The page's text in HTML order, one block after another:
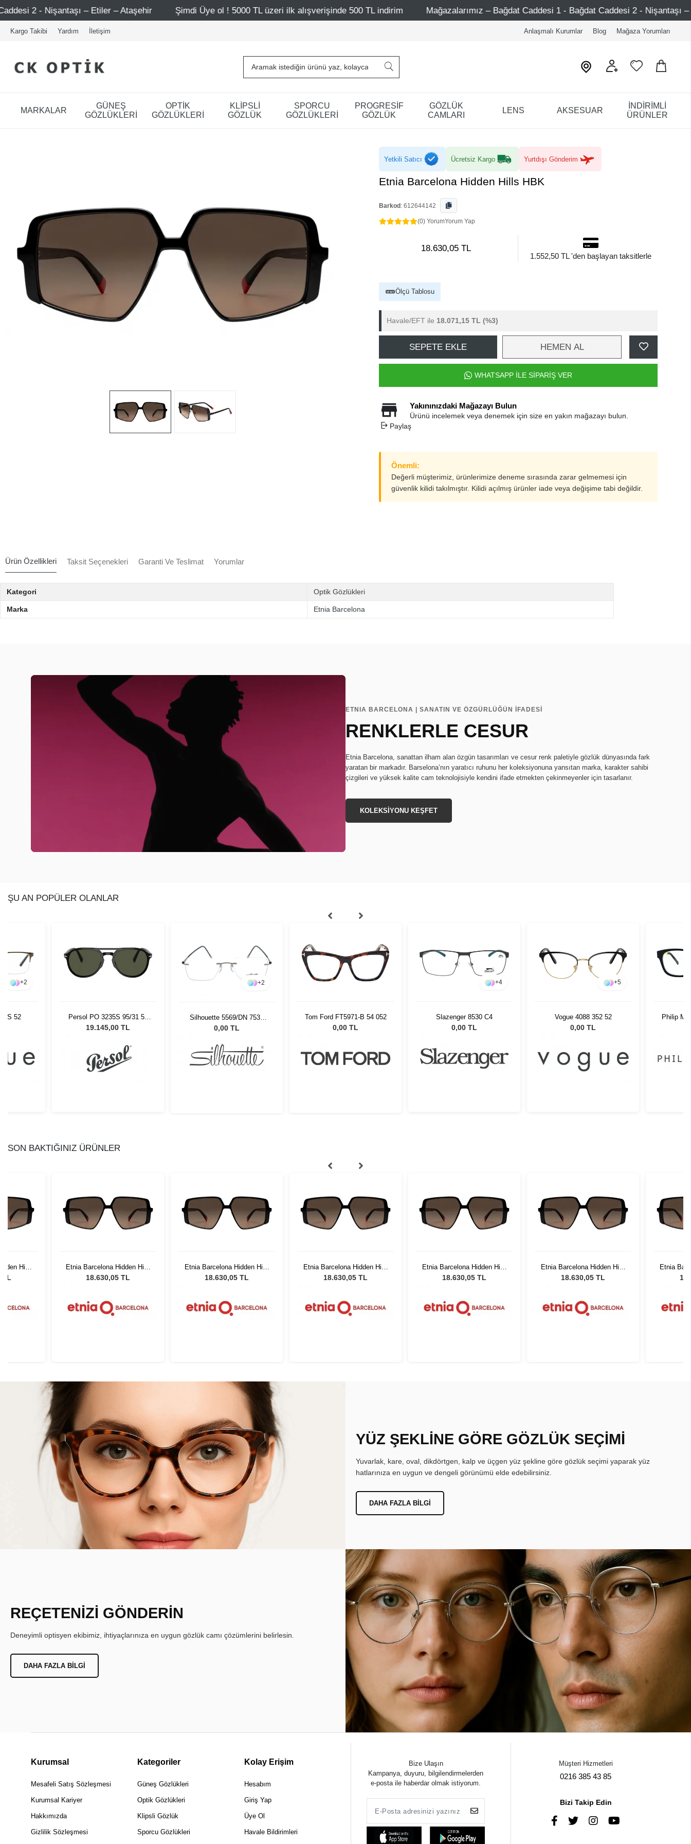
– Etiler – Ataşehir Şimdi Üye ol ! 5000 TL üzeri ilk alışverişinde 500 TL indirim Mağazalarımız – Bağdat Caddesi 1 - Bağdat Caddesi 2 - Nişantaşı – Etiler –
Kargo Takibi Yardım İletişim Anlaşmalı Kurumlar Blog Mağaza Yorumları
MARKALAR
GÜNEŞ
GÖZLÜKLERİ
OPTİK
GÖZLÜKLERİ
KLİPSLİ
GÖZLÜK
SPORCU
GÖZLÜKLERİ
PROGRESİF
GÖZLÜK
GÖZLÜK
CAMLARI
LENS AKSESUAR
İNDİRİMLİ
ÜRÜNLER
Yetkili Satıcı Ücretsiz Kargo Yurtdışı Gönderim
Etnia Barcelona Hidden Hills HBK
Barkod : 612644142
(0) YorumYorum Yap
18.630,05 TL
1.552,50 TL 'den başlayan taksitlerle
Ölçü Tablosu
Havale/EFT ile 18.071,15 TL (%3)
SEPETE EKLE HEMEN AL
WHATSAPP İLE SİPARİŞ VER
Yakınınızdaki Mağazayı Bulun
Ürünü incelemek veya denemek için size en yakın mağazayı bulun.
Paylaş
Önemli:
Değerli müşterimiz, ürünlerimize deneme sırasında zarar gelmemesi için
güvenlik kilidi takılmıştır. Kilidi açılmış ürünler iade veya değişime tabi değildir.
Ürün Özellikleri Taksit Seçenekleri Garanti Ve Teslimat Yorumlar
Kategori Optik Gözlükleri
Marka Etnia Barcelona
ETNIA BARCELONA | SANATIN VE ÖZGÜRLÜĞÜN İFADESİ
RENKLERLE CESUR
Etnia Barcelona, sanattan ilham alan özgün tasarımları ve cesur renk paletiyle gözlük dünyasında fark
yaratan bir markadır. Barselona’nın yaratıcı ruhunu her koleksiyonuna yansıtan marka, karakter sahibi
çizgileri ve yüksek kalite cam teknolojisiyle kendini ifade etmekten çekinmeyenler için tasarlanır.
KOLEKSİYONU KEŞFET
ŞU AN POPÜLER OLANLAR
+2
52
Persol PO 3235S 95/31 55
Unisex Güneş Gözlüğü
19.145,00 TL
+2
Silhouette 5569/DN 7530
55/19
0,00 TL
Tom Ford FT5971-B 54 052
0,00 TL
+4
Slazenger 8530 C4
0,00 TL
+5
Vogue 4088 352 52
0,00 TL
Philip
SON BAKTIĞINIZ ÜRÜNLER
Hills
TL
Etnia Barcelona Hidden Hills
HBK
18.630,05 TL
Etnia Barcelona Hidden Hills
HBK
18.630,05 TL
Etnia Barcelona Hidden Hills
HBK
18.630,05 TL
Etnia Barcelona Hidden Hills
HBK
18.630,05 TL
Etnia Barcelona Hidden Hills
HBK
18.630,05 TL
Etnia
YÜZ ŞEKLİNE GÖRE GÖZLÜK SEÇİMİ
Yuvarlak, kare, oval, dikdörtgen, kalp ve üçgen yüz şekline göre gözlük seçimi yaparak yüz
hatlarınıza en uygun ve dengeli görünümü elde edebilirsiniz.
DAHA FAZLA BILGI
REÇETENİZİ GÖNDERİN
Deneyimli optisyen ekibimiz, ihtiyaçlarınıza en uygun gözlük camı çözümlerini belirlesin.
DAHA FAZLA BILGI
Kurumsal
Mesafeli Satış Sözleşmesi
Kurumsal Kariyer
Hakkımızda
Gizlilik Sözleşmesi
Kategoriler
Güneş Gözlükleri
Optik Gözlükleri
Klipsli Gözlük
Sporcu Gözlükleri
Kolay Erişim
Hesabım
Giriş Yap
Üye Ol
Havale Bildirimleri
Bize Ulaşın
Kampanya, duyuru, bilgilendirmelerden
e-posta ile haberdar olmak istiyorum.
Müşteri Hizmetleri
0216 385 43 85
Bizi Takip Edin